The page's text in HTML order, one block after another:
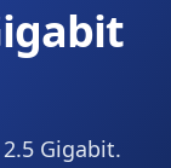
Gigabit.